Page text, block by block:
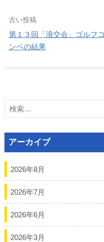
投
稿
ゲ
シ
ョ
ン
古い投稿
第１３回「浪交会」ゴルフコ
ンペの結果
検
索:
アーカイブ
2026年8月
2026年7月
2026年6月
2026年3月